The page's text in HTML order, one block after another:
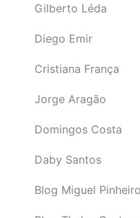
Gilberto Léda
Diego Emir
Cristiana França
Jorge Aragão
Domingos Costa
Daby Santos
Blog Miguel Pinheiro